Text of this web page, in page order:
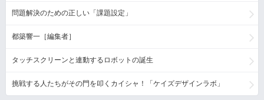
問題解決のための正しい「課題設定」
都築響一［編集者］
タッチスクリーンと連動するロボットの誕生
挑戦する人たちがその門を叩くカイシャ！「ケイズデザインラボ」